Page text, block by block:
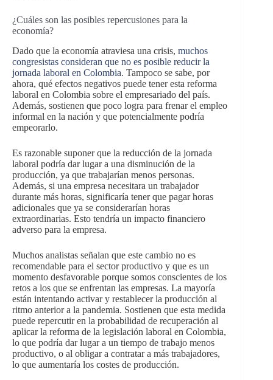
¿Cuáles son las posibles repercusiones para la
economía?
Dado que la economía atraviesa una crisis, muchos
congresistas consideran que no es posible reducir la
jornada laboral en Colombia. Tampoco se sabe, por
ahora, qué efectos negativos puede tener esta reforma
laboral en Colombia sobre el empresariado del país.
Además, sostienen que poco logra para frenar el empleo
informal en la nación y que potencialmente podría
empeorarlo.
Es razonable suponer que la reducción de la jornada
laboral podría dar lugar a una disminución de la
producción, ya que trabajarían menos personas.
Además, si una empresa necesitara un trabajador
durante más horas, significaría tener que pagar horas
adicionales que ya se considerarían horas
extraordinarias. Esto tendría un impacto financiero
adverso para la empresa.
Muchos analistas señalan que este cambio no es
recomendable para el sector productivo y que es un
momento desfavorable porque somos conscientes de los
retos a los que se enfrentan las empresas. La mayoría
están intentando activar y restablecer la producción al
ritmo anterior a la pandemia. Sostienen que esta medida
puede repercutir en la probabilidad de recuperación al
aplicar la reforma de la legislación laboral en Colombia,
lo que podría dar lugar a un tiempo de trabajo menos
productivo, o al obligar a contratar a más trabajadores,
lo que aumentaría los costes de producción.